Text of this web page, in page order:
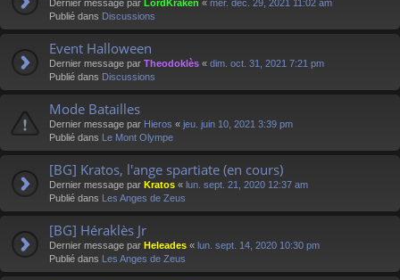
Dernier message par LordKraken « mer. déc. 29, 2021 11:02 am
Publié dans Discussions
Event Halloween
Dernier message par Theodoklès « dim. oct. 31, 2021 7:21 pm
Publié dans Discussions
Mode Batailles
Dernier message par Hieros « jeu. juin 10, 2021 3:39 pm
Publié dans Le Mont Olympe
[BG] Kratos, l'ange spartiate (en cours)
Dernier message par Kratos « lun. sept. 21, 2020 12:37 am
Publié dans Les Anges de Zeus
[BG] Héraklès Jr
Dernier message par Heleades « lun. sept. 14, 2020 10:30 pm
Publié dans Les Anges de Zeus